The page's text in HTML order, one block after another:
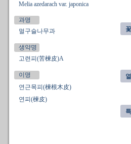
Melia azedarach var. japonica
과명
멀구슬나무과
생약명
고련피(苦楝皮)A
이명
연근목피(楝根木皮)
연피(楝皮)
꽃